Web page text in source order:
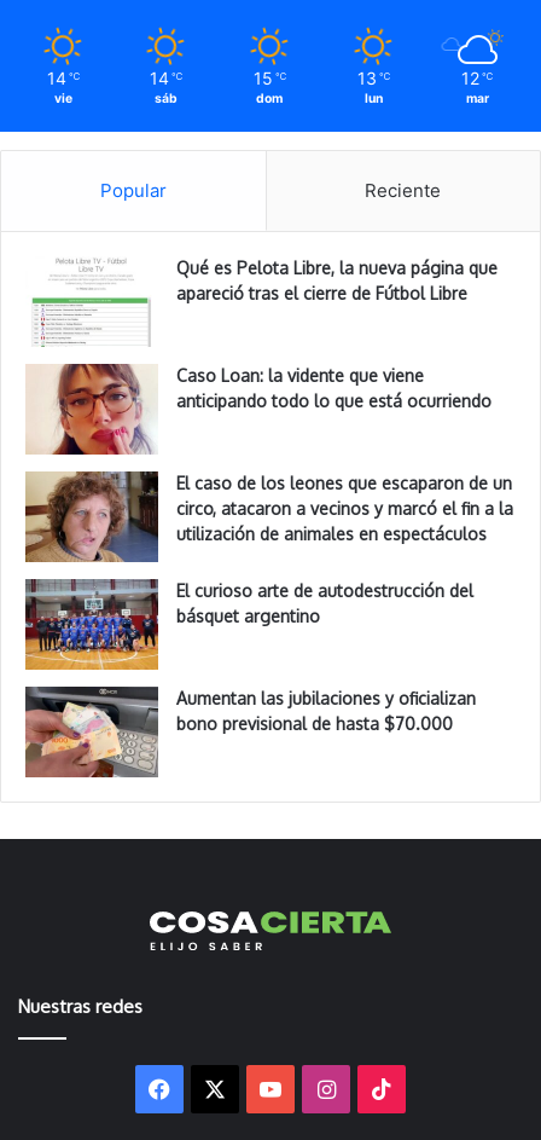
14 ℃
vie
14 ℃
sáb
15 ℃
dom
13 ℃
lun
12 ℃
mar
Popular Reciente
Qué es Pelota Libre, la nueva página que
apareció tras el cierre de Fútbol Libre
Caso Loan: la vidente que viene
anticipando todo lo que está ocurriendo
El caso de los leones que escaparon de un
circo, atacaron a vecinos y marcó el fin a la
utilización de animales en espectáculos
El curioso arte de autodestrucción del
básquet argentino
Aumentan las jubilaciones y oficializan
bono previsional de hasta $70.000
Nuestras redes
Facebook YouTubeInstagram